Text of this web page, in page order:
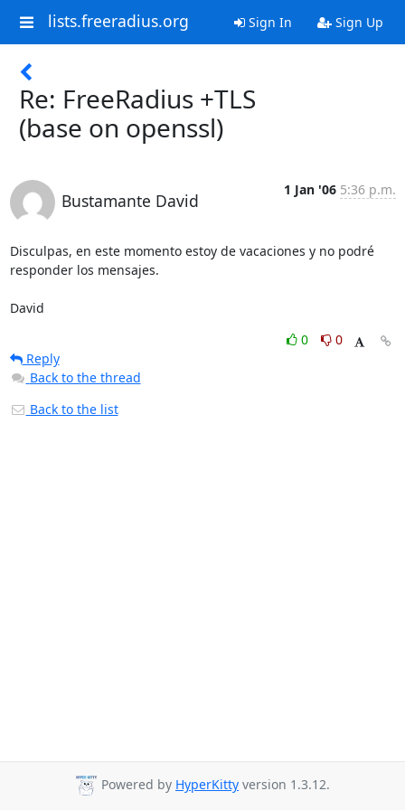
lists.freeradius.org Sign In Sign Up
Re: FreeRadius +TLS
(base on openssl)
Bustamante David
1 Jan '06 5:36 p.m.
Disculpas, en este momento estoy de vacaciones y no podré
responder los mensajes.
David
0
0
Reply
Back to the thread
Back to the list
Powered by HyperKitty version 1.3.12.